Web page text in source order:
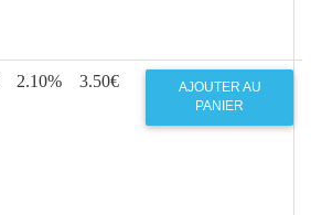
2.10% 3.50€
AJOUTER AU
PANIER